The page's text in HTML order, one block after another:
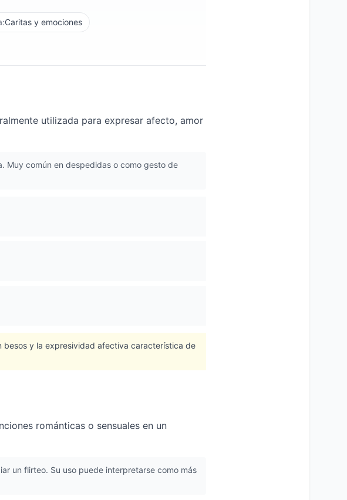
Caritas y emociones
utilizada para expresar afecto, amor
Muy común en despedidas o como gesto de
besos y la expresividad afectiva característica de
románticas o sensuales en un
un flirteo. Su uso puede interpretarse como más